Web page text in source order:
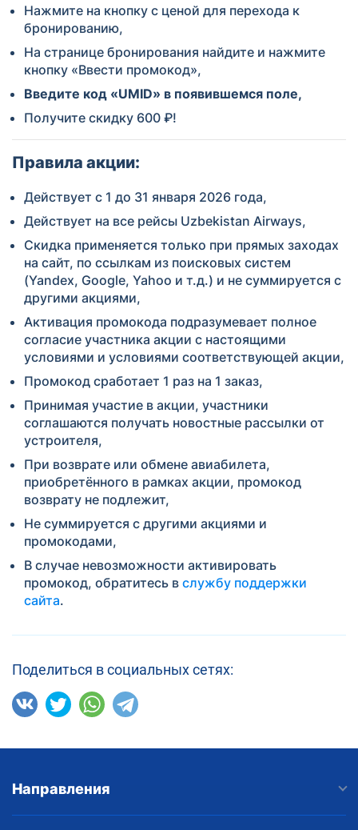
Нажмите на кнопку с ценой для перехода к
бронированию,
На странице бронирования найдите и нажмите
кнопку «Ввести промокод»,
Введите код «UMID» в появившемся поле,
Получите скидку 600 ₽!
Правила акции:
Действует с 1 до 31 января 2026 года,
Действует на все рейсы Uzbekistan Airways,
Скидка применяется только при прямых заходах
на сайт, по ссылкам из поисковых систем
(Yandex, Google, Yahoo и т.д.) и не суммируется с
другими акциями,
Активация промокода подразумевает полное
согласие участника акции с настоящими
условиями и условиями соответствующей акции,
Промокод сработает 1 раз на 1 заказ,
Принимая участие в акции, участники
соглашаются получать новостные рассылки от
устроителя,
При возврате или обмене авиабилета,
приобретённого в рамках акции, промокод
возврату не подлежит,
Не суммируется с другими акциями и
промокодами,
В случае невозможности активировать
промокод, обратитесь в службу поддержки
сайта.
Поделиться в социальных сетях:
Направления